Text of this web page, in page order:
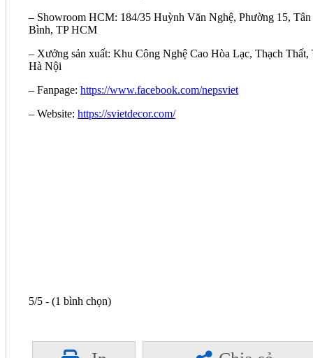
– Showroom HCM: 184/35 Huỳnh Văn Nghệ, Phường 15, Tân
Bình, TP HCM
– Xưởng sản xuất: Khu Công Nghệ Cao Hòa Lạc, Thạch Thất,
Hà Nội
– Fanpage: https://www.facebook.com/nepsviet
– Website: https://svietdecor.com/
5/5 - (1 bình chọn)